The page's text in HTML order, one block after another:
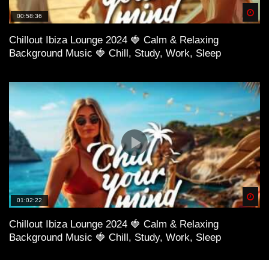
00:58:36
Chillout Ibiza Lounge 2024 🍓 Calm & Relaxing
Background Music 🍓 Chill, Study, Work, Sleep
01:02:22
Chillout Ibiza Lounge 2024 🍓 Calm & Relaxing
Background Music 🍓 Chill, Study, Work, Sleep